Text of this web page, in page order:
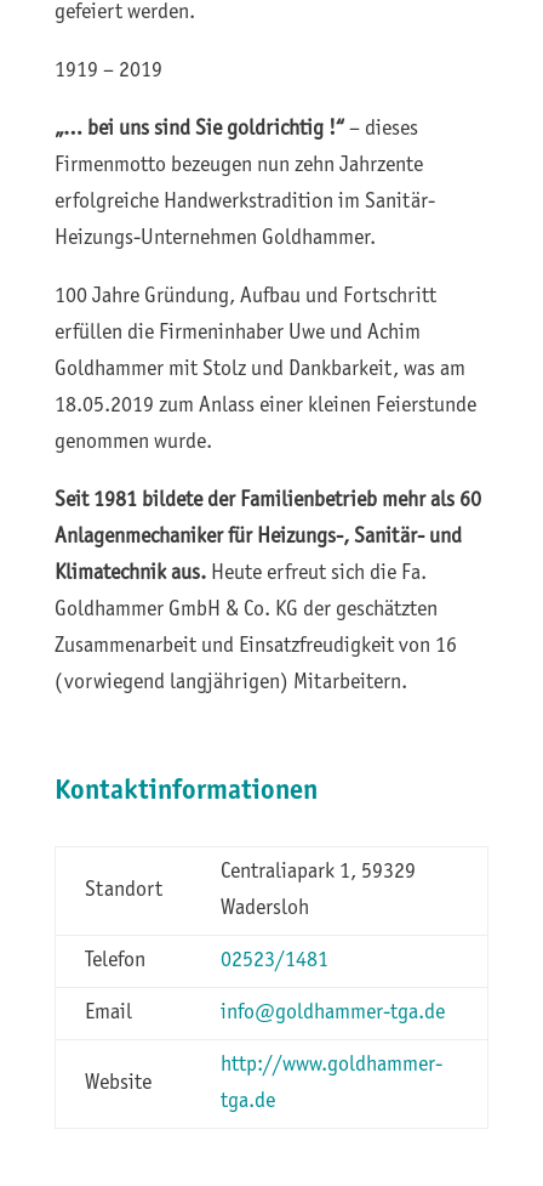
gefeiert werden.
1919 – 2019
„… bei uns sind Sie goldrichtig !“– dieses
Firmenmotto bezeugen nun zehn Jahrzente
erfolgreiche Handwerkstradition im Sanitär-
Heizungs-Unternehmen Goldhammer.
100 Jahre Gründung, Aufbau und Fortschritt
erfüllen die Firmeninhaber Uwe und Achim
Goldhammer mit Stolz und Dankbarkeit, was am
18.05.2019 zum Anlass einer kleinen Feierstunde
genommen wurde.
Seit 1981 bildete der Familienbetrieb mehr als 60
Anlagenmechaniker für Heizungs-, Sanitär- und
Klimatechnik aus.Heute erfreut sich die Fa.
Goldhammer GmbH & Co. KG der geschätzten
Zusammenarbeit und Einsatzfreudigkeit von 16
(vorwiegend langjährigen) Mitarbeitern.
Kontaktinformationen
Standort
Centraliapark 1, 59329
Wadersloh
Telefon 02523/1481
Email info@goldhammer-tga.de
Website
http://www.goldhammer-
tga.de